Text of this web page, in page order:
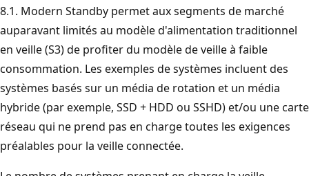
8.1. Modern Standby permet aux segments de marché
auparavant limités au modèle d'alimentation traditionnel
en veille (S3) de profiter du modèle de veille à faible
consommation. Les exemples de systèmes incluent des
systèmes basés sur un média de rotation et un média
hybride (par exemple, SSD + HDD ou SSHD) et/ou une carte
réseau qui ne prend pas en charge toutes les exigences
préalables pour la veille connectée.